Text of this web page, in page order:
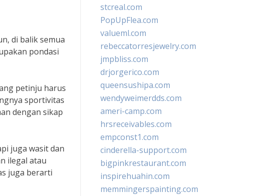
di balik semua
pondasi
petinju harus
sportivitas
dengan sikap
juga wasit dan
ilegal atau
juga berarti
stcreal.com
PopUpFlea.com
valueml.com
rebeccatorresjewelry.com
jmpbliss.com
drjorgerico.com
queensushipa.com
wendyweimerdds.com
ameri-camp.com
hrsreceivables.com
empconst1.com
cinderella-support.com
bigpinkrestaurant.com
inspirehuahin.com
memmingerspainting.com